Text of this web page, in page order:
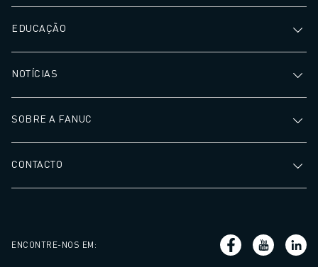
EDUCAÇÃO
NOTÍCIAS
SOBRE A FANUC
CONTACTO
ENCONTRE-NOS EM :